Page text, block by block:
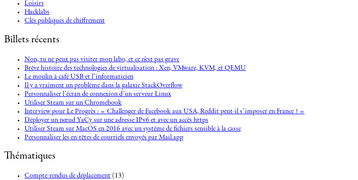
Loisirs
Hacklabs
Clés publiques de chiffrement
Billets récents
Non, tu ne peux pas visiter mon labo, et ce n'est pas grave
Brève histoire des technologies de virtualisation : Xen, VMware, KVM, et QEMU
Le moulin à café USB et l’informaticien
Il y a vraiment un problème dans la galaxie StackOverflow
Personnaliser l’écran de connexion d’un serveur Linux
Utiliser Steam sur un Chromebook
Interview pour Le Progrès : « Challenger de Facebook aux USA, Reddit peut-il s’imposer en France ? »
Déployer un nœud YaCy sur une adresse IPv6 et avec un accès https
Utiliser Steam sur MacOS en 2016 avec un système de fichiers sensible à la casse
Personnaliser les en-têtes de courriels envoyés par Mail.app
Thématiques
Compte-rendus de déplacement (13)